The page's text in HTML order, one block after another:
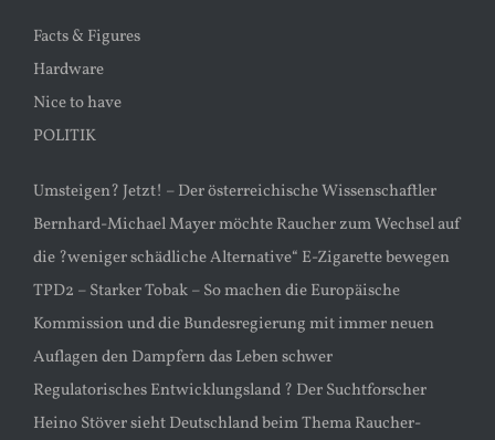
Facts & Figures
Hardware
Nice to have
POLITIK
Umsteigen? Jetzt! – Der österreichische Wissenschaftler
Bernhard-Michael Mayer möchte Raucher zum Wechsel auf
die ?weniger schädliche Alternative“ E-Zigarette bewegen
TPD2 – Starker Tobak – So machen die Europäische
Kommission und die Bundesregierung mit immer neuen
Auflagen den Dampfern das Leben schwer
Regulatorisches Entwicklungsland ? Der Suchtforscher
Heino Stöver sieht Deutschland beim Thema Raucher-